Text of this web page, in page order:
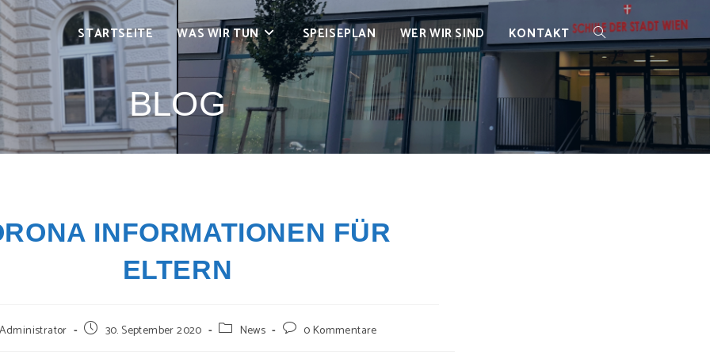
STARTSEITE WAS WIR TUN SPEISEPLAN WER WIR SIND KONTAKT WEBSITE-
BLOG
INFORMATIONEN FÜR
ELTERN
Administrator
Beitrag30. September 2020
Beitrags-
News
Beitrags-0 Kommentare